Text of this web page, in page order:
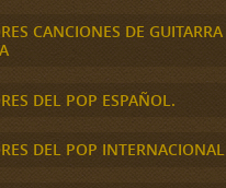
CANCIONES DE GUITARRA
DEL POP ESPAÑOL.
DEL POP INTERNACIONAL